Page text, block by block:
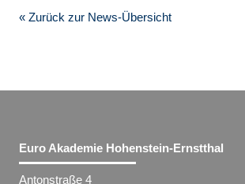
« Zurück zur News-Übersicht
Euro Akademie Hohenstein-Ernstthal
Antonstraße 4